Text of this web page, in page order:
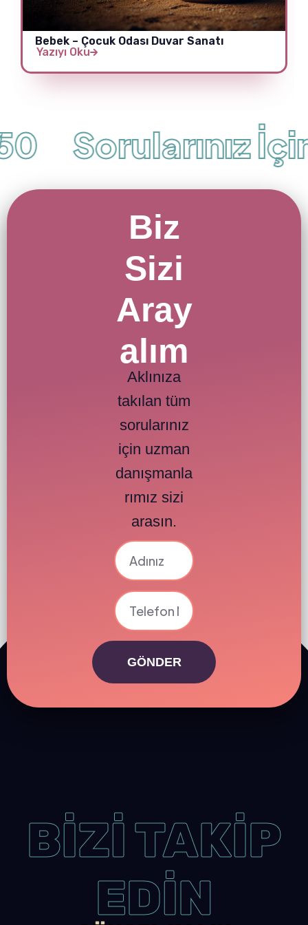
Bebek – Çocuk Odası Duvar Sanatı
Yazıyı Oku
Sorularınız İçin
Biz
Sizi
Aray
alım
Aklınıza
takılan tüm
sorularınız
için uzman
danışmanla
rımız sizi
arasın.
GÖNDER
BİZİ TAKİP
EDİN